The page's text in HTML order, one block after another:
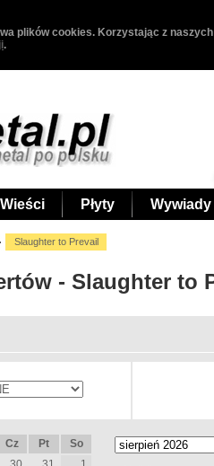
plików cookies. Korzystając z
.
Wieści Płyty Wywiady
Slaughter to Prevail
- Slaughter to
Cz Pt
So